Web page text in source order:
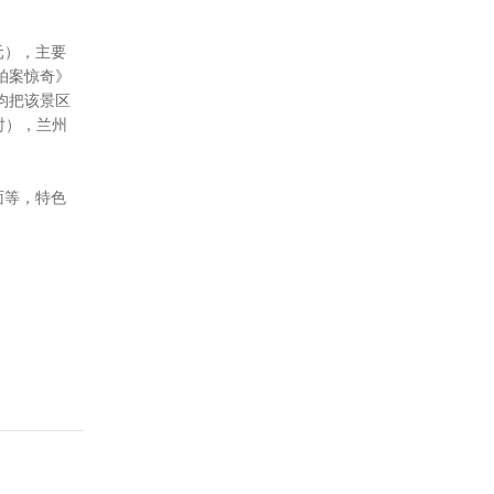
），主要
惊奇》
把该景区
，兰州
，特色